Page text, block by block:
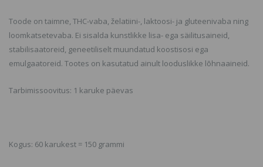
Toode on taimne, THC-vaba, želatiini-, laktoosi- ja gluteenivaba ning
loomkatsetevaba. Ei sisalda kunstlikke lisa- ega säilitusaineid,
stabilisaatoreid, geneetiliselt muundatud koostisosi ega
emulgaatoreid. Tootes on kasutatud ainult looduslikke lõhnaaineid.
Tarbimissoovitus: 1 karuke päevas
Kogus: 60 karukest = 150 grammi